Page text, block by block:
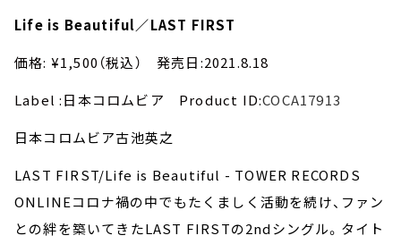
Life is Beautiful／LAST FIRST
価格: ¥1,500（税込） 発売日:2021.8.18
Label :日本コロムビア Product ID:COCA17913
日本コロムビア古池英之
LAST FIRST/Life is Beautiful - TOWER RECORDS
ONLINEコロナ禍の中でもたくましく活動を続け、ファン
との絆を築いてきたLAST FIRSTの2ndシングル。タイト